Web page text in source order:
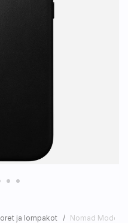
ja lompakot Nomad Modern